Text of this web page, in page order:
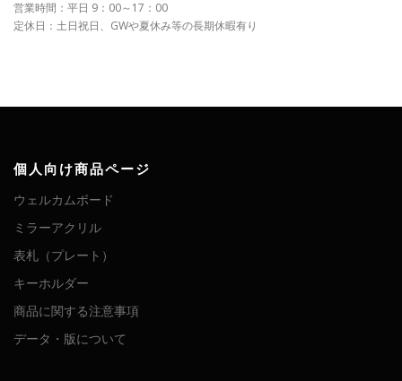
営業時間：平日 9：00～17：00
定休日：土日祝日、GWや夏休み等の長期休暇有り
個人向け商品ページ
ウェルカムボード
ミラーアクリル
表札（プレート）
キーホルダー
商品に関する注意事項
データ・版について